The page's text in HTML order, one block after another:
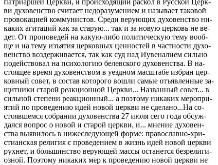
ви ду­хо­вен­ство счи­та­ет недо­ра­зу­ме­ни­ем и на­зы­ва­ет та­ко­вой
про­во­ка­ци­ей ком­му­ни­стов. Сре­ди ве­ру­ю­щих ду­хо­вен­ство ни­
ка­ких аги­та­ций как за ста­рую... так и за но­вую цер­ковь не ве­
дет. От про­по­ве­дей на ка­кую-ли­бо по­ли­ти­че­скую те­му во­об­
ще и на те­му изъ­я­тия цер­ков­ных цен­но­стей в част­но­сти ду­хо­
вен­ство воз­дер­жи­ва­ет­ся, так как суд над Иуве­на­ли­ем силь­но
по­дей­ство­вал на пси­хо­ло­гию белев­ско­го ду­хо­вен­ства. В на­
сто­я­щее вре­мя ду­хо­вен­ством в уезд­ном мас­шта­бе из­бран цер­
ков­ный со­вет, в со­став ко­то­ро­го во­шли са­мые отъ­яв­лен­ные за­
щит­ни­ки ста­рой ре­ак­ци­он­ной Церк­ви... На­зван­ный со­вет... в
силь­ной сте­пе­ни ре­ак­ци­он­ный... а по­это­му ни­ка­ких ме­ро­при­
я­тий по про­ве­де­нию идей но­вой церк­ви не сде­ла­но...На со­
сто­яв­шем­ся со­бра­нии ду­хо­вен­ства 27 июля се­го го­да об­суж­
дал­ся во­прос о но­вой и ста­рой церк­ви, и... мне­ние ду­хо­вен­
ства вы­яви­лось в ни­же­сле­ду­ю­щей фор­ме: пра­во­слав­но-хри­
сти­ан­ская ре­ли­гия с про­ве­де­ни­ем в жизнь идей но­вой церк­ви
рухнет, и боль­шин­ство ве­ру­ю­щей мас­сы оста­нет­ся без­ре­ли­ги­
оз­ной. По­это­му ни­ка­ких мер к про­ве­де­нию но­вой церк­ви не